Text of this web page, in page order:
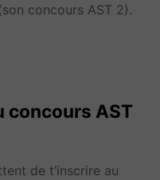
concours AST 2).
concours AST
de t’inscrire au